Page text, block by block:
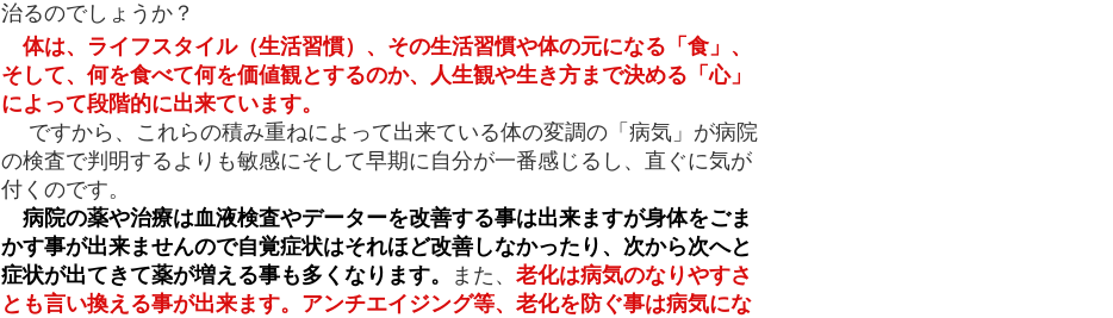
治るのでしょうか？
体は、ライフスタイル（生活習慣）、その生活習慣や体の元になる「食」、
そして、何を食べて何を価値観とするのか、人生観や生き方まで決める「心」
によって段階的に出来ています。
ですから、これらの積み重ねによって出来ている体の変調の「病気」が病院
の検査で判明するよりも敏感にそして早期に自分が一番感じるし、直ぐに気が
付くのです。
病院の薬や治療は血液検査やデーターを改善する事は出来ますが身体をごま
かす事が出来ませんので自覚症状はそれほど改善しなかったり、次から次へと
症状が出てきて薬が増える事も多くなります。
また、 老化は病気のなりやすさ
とも言い換える事が出来ます。アンチエイジング等、老化を防ぐ事は病気にな